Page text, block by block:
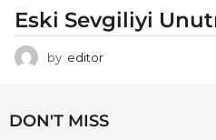
Eski Sevgiliyi
by editor
DON'T MISS